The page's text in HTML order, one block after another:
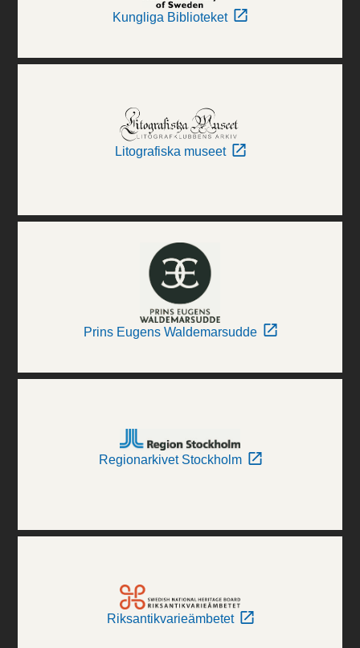
Kungliga Biblioteket
Litografiska museet
Prins Eugens Waldemarsudde
Regionarkivet Stockholm
Riksantikvarieämbetet